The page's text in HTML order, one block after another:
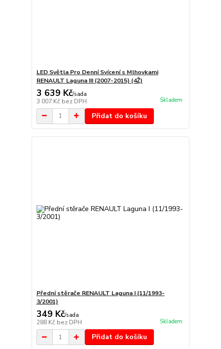
LED Světla Pro Denní Svícení s Mlhovkami
RENAULT Laguna III (2007-2015) (4Ž)
3 639 Kč/sada
3 007 Kč bez DPH Skladem
Přidat do košíku
Přední stěrače RENAULT Laguna I (11/1993-
3/2001)
349 Kč/sada
288 Kč bez DPH Skladem
Přidat do košíku